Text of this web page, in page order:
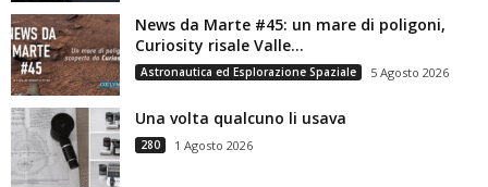
News da Marte #45: un mare di poligoni,
Curiosity risale Valle...
Astronautica ed Esplorazione Spaziale 5 Agosto 2026
Una volta qualcuno li usava
280 1 Agosto 2026